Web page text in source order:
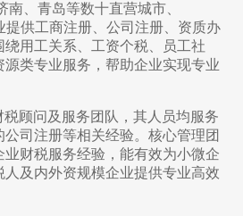
南、青岛等数十直营城市、
提供工商注册、公司注册、资质办
用工关系、工资个税、员工社
类专业服务，帮助企业实现专业
顾问及服务团队，其人员均服务
司注册等相关经验。核心管理团
业财税服务经验，能有效为小微企
及内外资规模企业提供专业高效